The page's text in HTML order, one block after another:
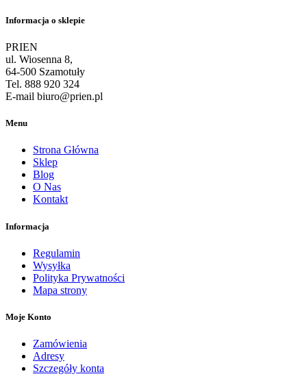
Informacja o sklepie
PRIEN
ul. Wiosenna 8,
64-500 Szamotuły
Tel. 888 920 324
E-mail biuro@prien.pl
Menu
Strona Główna
Sklep
Blog
O Nas
Kontakt
Informacja
Regulamin
Wysyłka
Polityka Prywatności
Mapa strony
Moje Konto
Zamówienia
Adresy
Szczegóły konta